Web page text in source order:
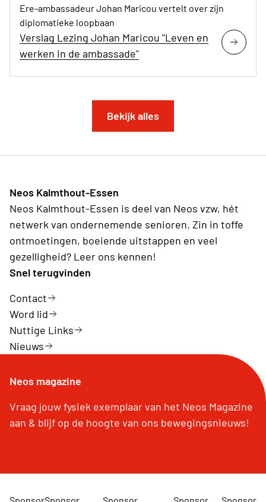
Ere-ambassadeur Johan Maricou vertelt over zijn
diplomatieke loopbaan
Verslag Lezing Johan Maricou "Leven en
werken in de ambassade"
Bekijk alles
Neos Kalmthout-Essen
Neos Kalmthout-Essen is deel van Neos vzw, hét
netwerk van ondernemende senioren. Zin in toffe
ontmoetingen, boeiende uitstappen en veel
gezelligheid? Leer ons kennen!
Snel terugvinden
Contact
Word lid
Nuttige Links
Nieuws
Neos magazine
Vraag jouw fysiek exemplaar van het Neos Magazine
aan & blijf op de hoogte van ons bewegingsnieuws!